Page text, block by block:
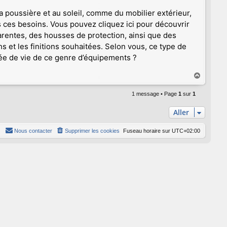
et au soleil, comme du mobilier extérieur,
besoins. Vous pouvez cliquez ici pour découvrir
des housses de protection, ainsi que des
et les finitions souhaitées. Selon vous, ce type de
de vie de ce genre d’équipements ?
a
1 message • Page 1 sur 1
Aller
Fuseau horaire sur UTC+02:00
Supprimer les cookies
Nous contacter